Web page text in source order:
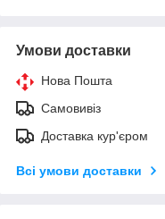
Умови доставки
Нова Пошта
Самовивіз
Доставка кур'єром
Всі умови доставки